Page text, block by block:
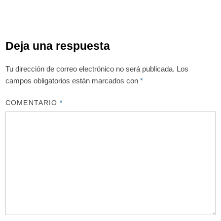
Deja una respuesta
Tu dirección de correo electrónico no será publicada. Los
campos obligatorios están marcados con*
COMENTARIO*